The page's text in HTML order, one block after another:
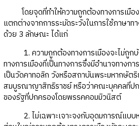
โดยจุดที่ทำให้ความถูกต้องทางการเมือ
แตกต่างจากการระมัดระวังในการใช้ภาษาท
ด้วย 3 ลักษณะ ได้แก่
1. ความถูกต้องทางการเมืองจะไม่ถูกบั
ทางการเมืองที่เป็นทางการซึ่งมีอำนาจทางกา
เป็นวัดคาทอลิก วังหรือสถาบันพระมหากษัต
สมบูรณาญาสิทธิราชย์ หรือว่าคณะบุคคลที่ปก
ของรัฐที่ปกครองโดยพรรคคอมมิวนิสต์
2. ไม่เฉพาะเจาะจงกับอุดมการณ์แบบ